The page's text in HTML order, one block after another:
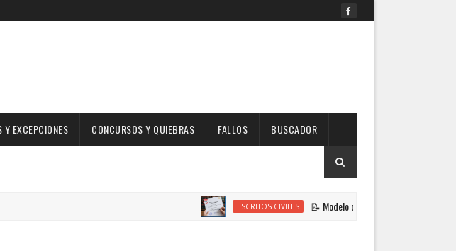
Y EXCEPCIONES CONCURSOS Y QUIEBRAS FALLOS BUSCADOR
ESCRITOS CIVILES 📝 Modelo de Escrito Solicitando Habilitación